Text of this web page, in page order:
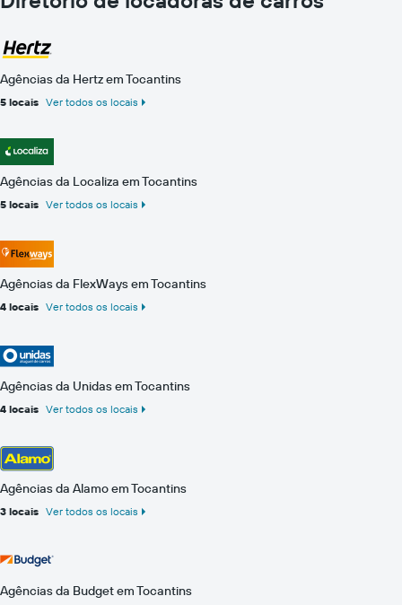
Agências da Hertz em Tocantins
5 locais Ver todos os locais
Agências da Localiza em Tocantins
5 locais Ver todos os locais
Agências da FlexWays em Tocantins
4 locais Ver todos os locais
Agências da Unidas em Tocantins
4 locais Ver todos os locais
Agências da Alamo em Tocantins
3 locais Ver todos os locais
Agências da Budget em Tocantins